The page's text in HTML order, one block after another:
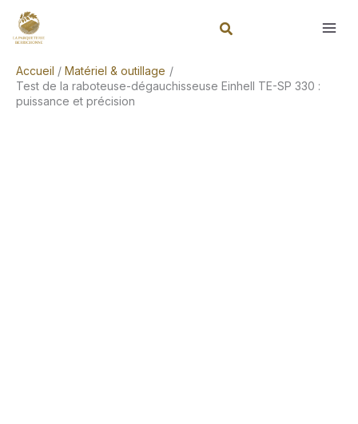
Accueil
Matériel & outillage
Test de la raboteuse-dégauchisseuse Einhell TE-SP 330 :
puissance et précision
Rechercher